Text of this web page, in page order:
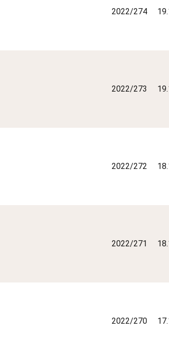
2022/274
2022/273
2022/272
2022/271
2022/270